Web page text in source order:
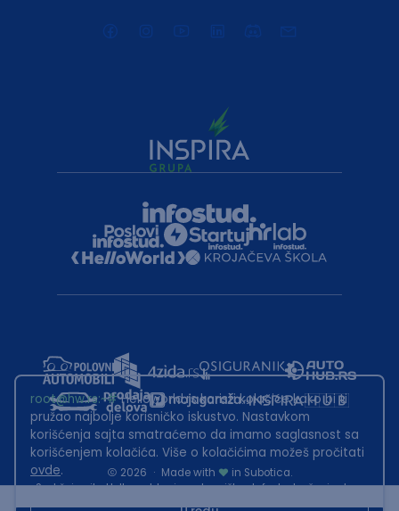
2026 · Made with
in Subotica.
Sadržaj sajta Helloworld.rs je u vlasništvu Infostud rešenja d.o.o.
root@hw.rs:~#Helloworld.rs koristi kolačiće kako bi ti
pružao najbolje korisničko iskustvo. Nastavkom
korišćenja sajta smatraćemo da imamo saglasnost sa
korišćenjem kolačića. Više o kolačićima možeš pročitati
ovde.